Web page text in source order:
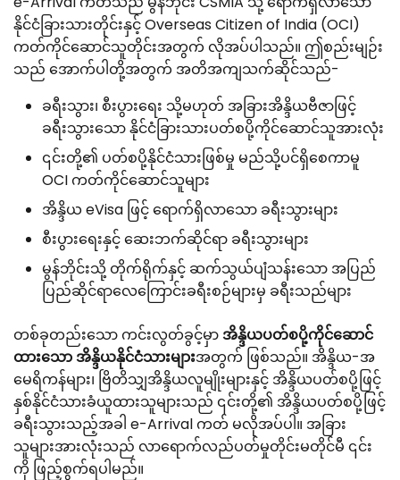
နိုင်ငံခြားသားတိုင်းနှင့် Overseas Citizen of India (OCI)
ကတ်ကိုင်ဆောင်သူတိုင်းအတွက် လိုအပ်ပါသည်။ ဤစည်းမျဉ်း
သည် အောက်ပါတို့အတွက် အတိအကျသက်ဆိုင်သည်-
ခရီးသွား၊ စီးပွားရေး သို့မဟုတ် အခြားအိန္ဒိယဗီဇာဖြင့်
ခရီးသွားသော နိုင်ငံခြားသားပတ်စပို့ကိုင်ဆောင်သူအားလုံး
၎င်းတို့၏ ပတ်စပို့နိုင်ငံသားဖြစ်မှု မည်သို့ပင်ရှိစေကာမူ
OCI ကတ်ကိုင်ဆောင်သူများ
အိန္ဒိယ eVisa ဖြင့် ရောက်ရှိလာသော ခရီးသွားများ
စီးပွားရေးနှင့် ဆေးဘက်ဆိုင်ရာ ခရီးသွားများ
မွန်ဘိုင်းသို့ တိုက်ရိုက်နှင့် ဆက်သွယ်ပျံသန်းသော အပြည်
ပြည်ဆိုင်ရာလေကြောင်းခရီးစဉ်များမှ ခရီးသည်များ
တစ်ခုတည်းသော ကင်းလွတ်ခွင့်မှာအိန္ဒိယပတ်စပို့ကိုင်ဆောင်
ထားသော အိန္ဒိယနိုင်ငံသားများအတွက် ဖြစ်သည်။ အိန္ဒိယ-အ
မေရိကန်များ၊ ဗြိတိသျှအိန္ဒိယလူမျိုးများနှင့် အိန္ဒိယပတ်စပို့ဖြင့်
နှစ်နိုင်ငံသားခံယူထားသူများသည် ၎င်းတို့၏ အိန္ဒိယပတ်စပို့ဖြင့်
ခရီးသွားသည့်အခါ e-Arrival ကတ် မလိုအပ်ပါ။ အခြား
သူများအားလုံးသည် လာရောက်လည်ပတ်မှုတိုင်းမတိုင်မီ ၎င်း
ကို ဖြည့်စွက်ရပါမည်။